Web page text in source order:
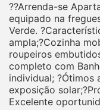
??Arrenda-se
equipado na
Verde.
ampla;?Cozinha
roupeiros
completo com
individual; ?Ótimos
exposição
Excelente